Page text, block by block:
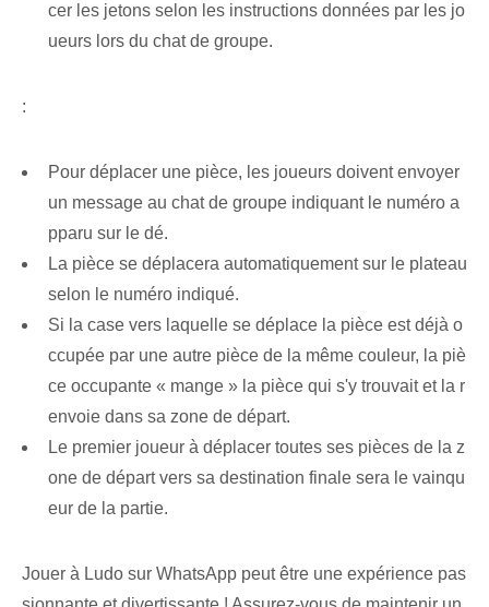
cer les jetons selon les instructions données par les jo
ueurs lors du chat de groupe.
:
Pour déplacer une pièce, les joueurs doivent envoyer
un message au chat de groupe indiquant le numéro a
pparu sur le dé.
La pièce se déplacera automatiquement sur le plateau
selon le numéro indiqué.
Si la case vers laquelle se déplace la pièce est déjà o
ccupée par une autre pièce de la même couleur, la piè
ce occupante « mange » la pièce qui s'y trouvait et la r
envoie dans sa zone de départ.
Le premier joueur à déplacer toutes ses pièces de la z
one de départ vers sa destination finale sera le vainqu
eur de la partie.
Jouer à Ludo sur WhatsApp peut être une expérience pas